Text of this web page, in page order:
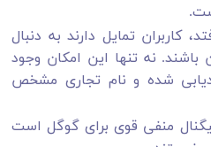
کاربران تمایل دارند به دنبال
نه تنها این امکان وجود
شده و نام تجاری مشخص
منفی قوی برای گوگل است